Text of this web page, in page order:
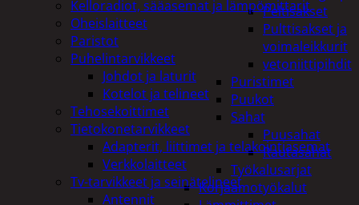
Peltisakset
Pulttisakset ja
voimaleikkurit
vetoniittipihdit
Puristimet
Puukot
Sahat
Puusahat
Rautasahat
Työkalusarjat
Korjaamotyökalut
Kelloradiot, sääasemat ja lämpömittarit
Oheislaitteet
Paristot
Puhelintarvikkeet
Johdot ja laturit
Kotelot ja telineet
Tehosekoittimet
Tietokonetarvikkeet
Adapterit, liittimet ja telakointiasemat
Verkkolaitteet
Tv-tarvikkeet ja seinätelineet
Antennit